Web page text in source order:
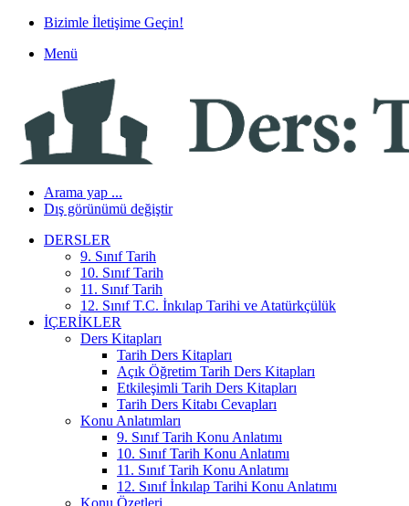
Bizimle İletişime Geçin!
Menü
Arama yap ...
Dış görünümü değiştir
DERSLER
9. Sınıf Tarih
10. Sınıf Tarih
11. Sınıf Tarih
12. Sınıf T.C. İnkılap Tarihi ve Atatürkçülük
İÇERIKLER
Ders Kitapları
Tarih Ders Kitapları
Açık Öğretim Tarih Ders Kitapları
Etkileşimli Tarih Ders Kitapları
Tarih Ders Kitabı Cevapları
Konu Anlatımları
9. Sınıf Tarih Konu Anlatımı
10. Sınıf Tarih Konu Anlatımı
11. Sınıf Tarih Konu Anlatımı
12. Sınıf İnkılap Tarihi Konu Anlatımı
Konu Özetleri